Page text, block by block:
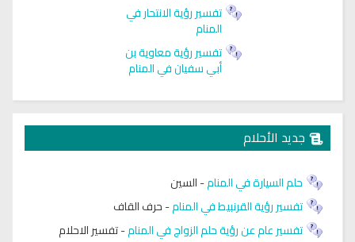
تفسير رؤية الانتحار في
المنام
تفسير رؤية معاوية بن
أبي سفيان في المنام
جديد الأحلام
حلم السيارة في المنام-السين
تفسير رؤية القرنبيط في المنام-حرف القاف
تفسير عام عن رؤية حلم الزواج في المنام-تفسير الاحلام